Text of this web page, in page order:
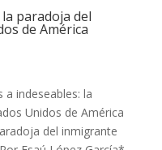
paradoja del
de América
a indeseables: la
Unidos de América
del inmigrante